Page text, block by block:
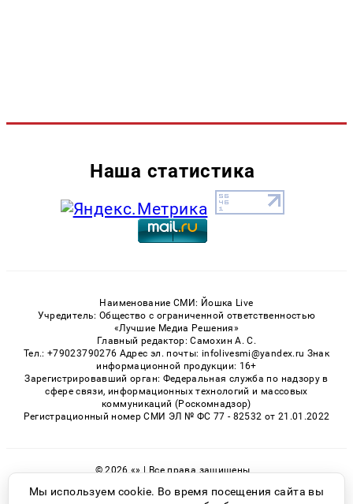
Наша статистика
Наименование СМИ: Йошка Live
Учредитель: Общество с ограниченной ответственностью
«Лучшие Медиа Решения»
Главный редактор: Самохин А. С.
Тел.: +79023790276 Адрес эл. почты: infolivesmi@yandex.ru Знак
информационной продукции: 16+
Зарегистрировавший орган: Федеральная служба по надзору в
сфере связи, информационных технологий и массовых
коммуникаций (Роскомнадзор)
Регистрационный номер СМИ ЭЛ № ФС 77 - 82532 от 21.01.2022
© 2026 «» | Все права защищены
Возрастная категория сайта 16+
Мы используем cookie. Во время посещения сайта вы